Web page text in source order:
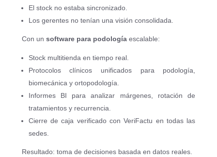
El stock no estaba sincronizado.
Los gerentes no tenían una visión consolidada.
Con un software para podologíaescalable:
Stock multitienda en tiempo real.
Protocolos clínicos unificados para podología,
biomecánica y ortopodología.
Informes BI para analizar márgenes, rotación de
tratamientos y recurrencia.
Cierre de caja verificado con VeriFactu en todas las
sedes.
Resultado: toma de decisiones basada en datos reales.